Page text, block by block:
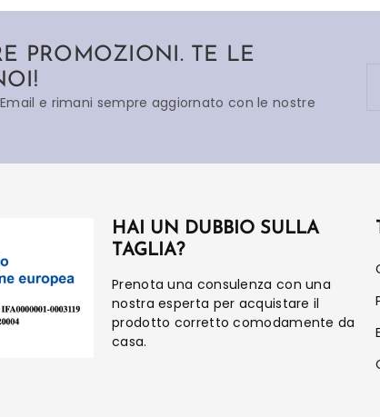
PROMOZIONI. TE LE
e rimani sempre aggiornato con le nostre
HAI UN DUBBIO SULLA
TAGLIA?
Prenota una consulenza con una
nostra esperta per acquistare il
prodotto corretto comodamente da
casa.